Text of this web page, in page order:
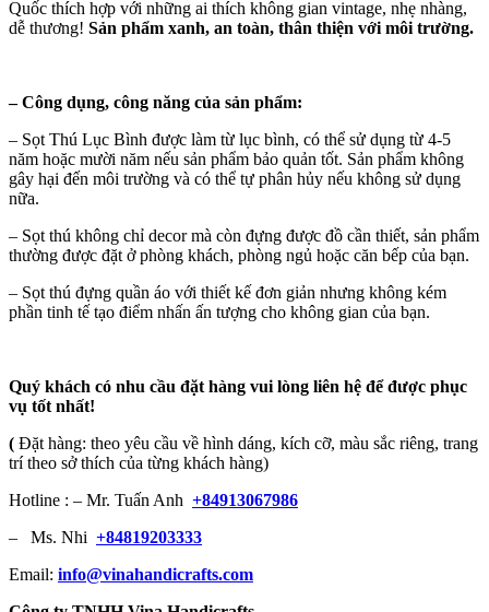
Quốc thích hợp với những ai thích không gian vintage, nhẹ nhàng,
dễ thương! Sản phẩm xanh, an toàn, thân thiện với môi trường.
–Công dụng, công năng của sản phẩm:
– Sọt Thú Lục Bình được làm từ lục bình, có thể sử dụng từ 4-5
năm hoặc mười năm nếu sản phẩm bảo quản tốt. Sản phẩm không
gây hại đến môi trường và có thể tự phân hủy nếu không sử dụng
nữa.
– Sọt thú không chỉ decor mà còn đựng được đồ cần thiết, sản phẩm
thường được đặt ở phòng khách, phòng ngủ hoặc căn bếp của bạn.
– Sọt thú đựng quần áo với thiết kế đơn giản nhưng không kém
phần tinh tế tạo điểm nhấn ấn tượng cho không gian của bạn.
Quý khách có nhu cầu đặt hàng vui lòng liên hệ để được phục
vụ tốt nhất!
( Đặt hàng: theo yêu cầu về hình dáng, kích cỡ, màu sắc riêng, trang
trí theo sở thích của từng khách hàng)
Hotline : – Mr. Tuấn Anh +84913067986
– Ms. Nhi +84819203333
Email: info@vinahandicrafts.com